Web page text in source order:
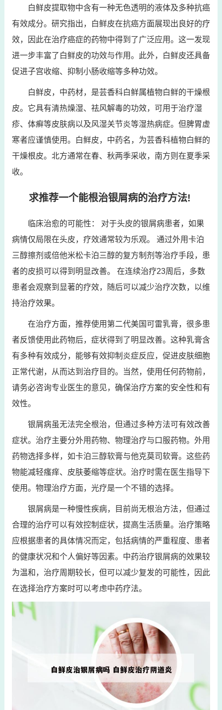
白鲜皮提取物中含有一种无色透明的液体及多种抗癌
有效成分。研究指出，白鲜皮在抗癌方面展现出良好的疗
效，因此在治疗癌症的药物中得到了广泛应用。这一发现
进一步丰富了白鲜皮的功效与作用。此外，白鲜皮还具备
促进子宫收缩、抑制小肠收缩等多种功效。
白鲜皮，中药材，是芸香科白鲜属植物白鲜的干燥根
皮。它具有清热燥湿、祛风解毒的功效，可用于治疗湿
疹、体癣等皮肤病以及风湿关节炎等湿热病症。但脾胃虚
寒者应谨慎使用。白鲜皮，中药名，为芸香科植物白鲜的
干燥根皮。北方通常在春、秋两季采收，南方则在夏季采
收。
求推荐一个能根治银屑病的治疗方法!
临床治愈的可能性： 对于头皮的银屑病患者，如果
病情仅局限在头皮，疗效通常较为乐观。 通过外用卡泊
三醇擦剂或倍他米松卡泊三醇的复方制剂等治疗手段，患
者的皮损可以得到明显改善。 在连续治疗23周后，多数
患者会观察到显著的疗效，随后可以减少治疗次数，以维
持治疗效果。
在治疗方面，推荐使用第二代美国可雷乳膏，很多患
者反馈使用此药物后，症状得到了明显改善。这种乳膏含
有多种有效成分，能够有效抑制炎症反应，促进皮肤细胞
正常代谢，从而达到治疗目的。当然，使用任何药物前，
请务必咨询专业医生的意见，确保治疗方案的安全性和有
效性。
银屑病虽无法完全根治，但通过多种方法可有效改善
症状。治疗主要分外用药物、物理治疗与口服药物。外用
药物选择多样，如卡泊三醇软膏与他克莫司软膏。这些药
物能减轻瘙痒、皮肤萎缩等症状。治疗时需在医生指导下
使用。物理治疗方面，光疗是一个不错的选择。
银屑病是一种慢性疾病，目前尚无根治方法，但通过
合理的治疗可以有效控制症状，提高生活质量。治疗策略
应根据患者的具体情况而定，包括病情的严重程度、患者
的健康状况和个人偏好等因素。中药治疗银屑病的效果较
为温和，治疗周期较长，但可以减少复发的可能性，因此
在选择治疗方案时可以考虑中药疗法。